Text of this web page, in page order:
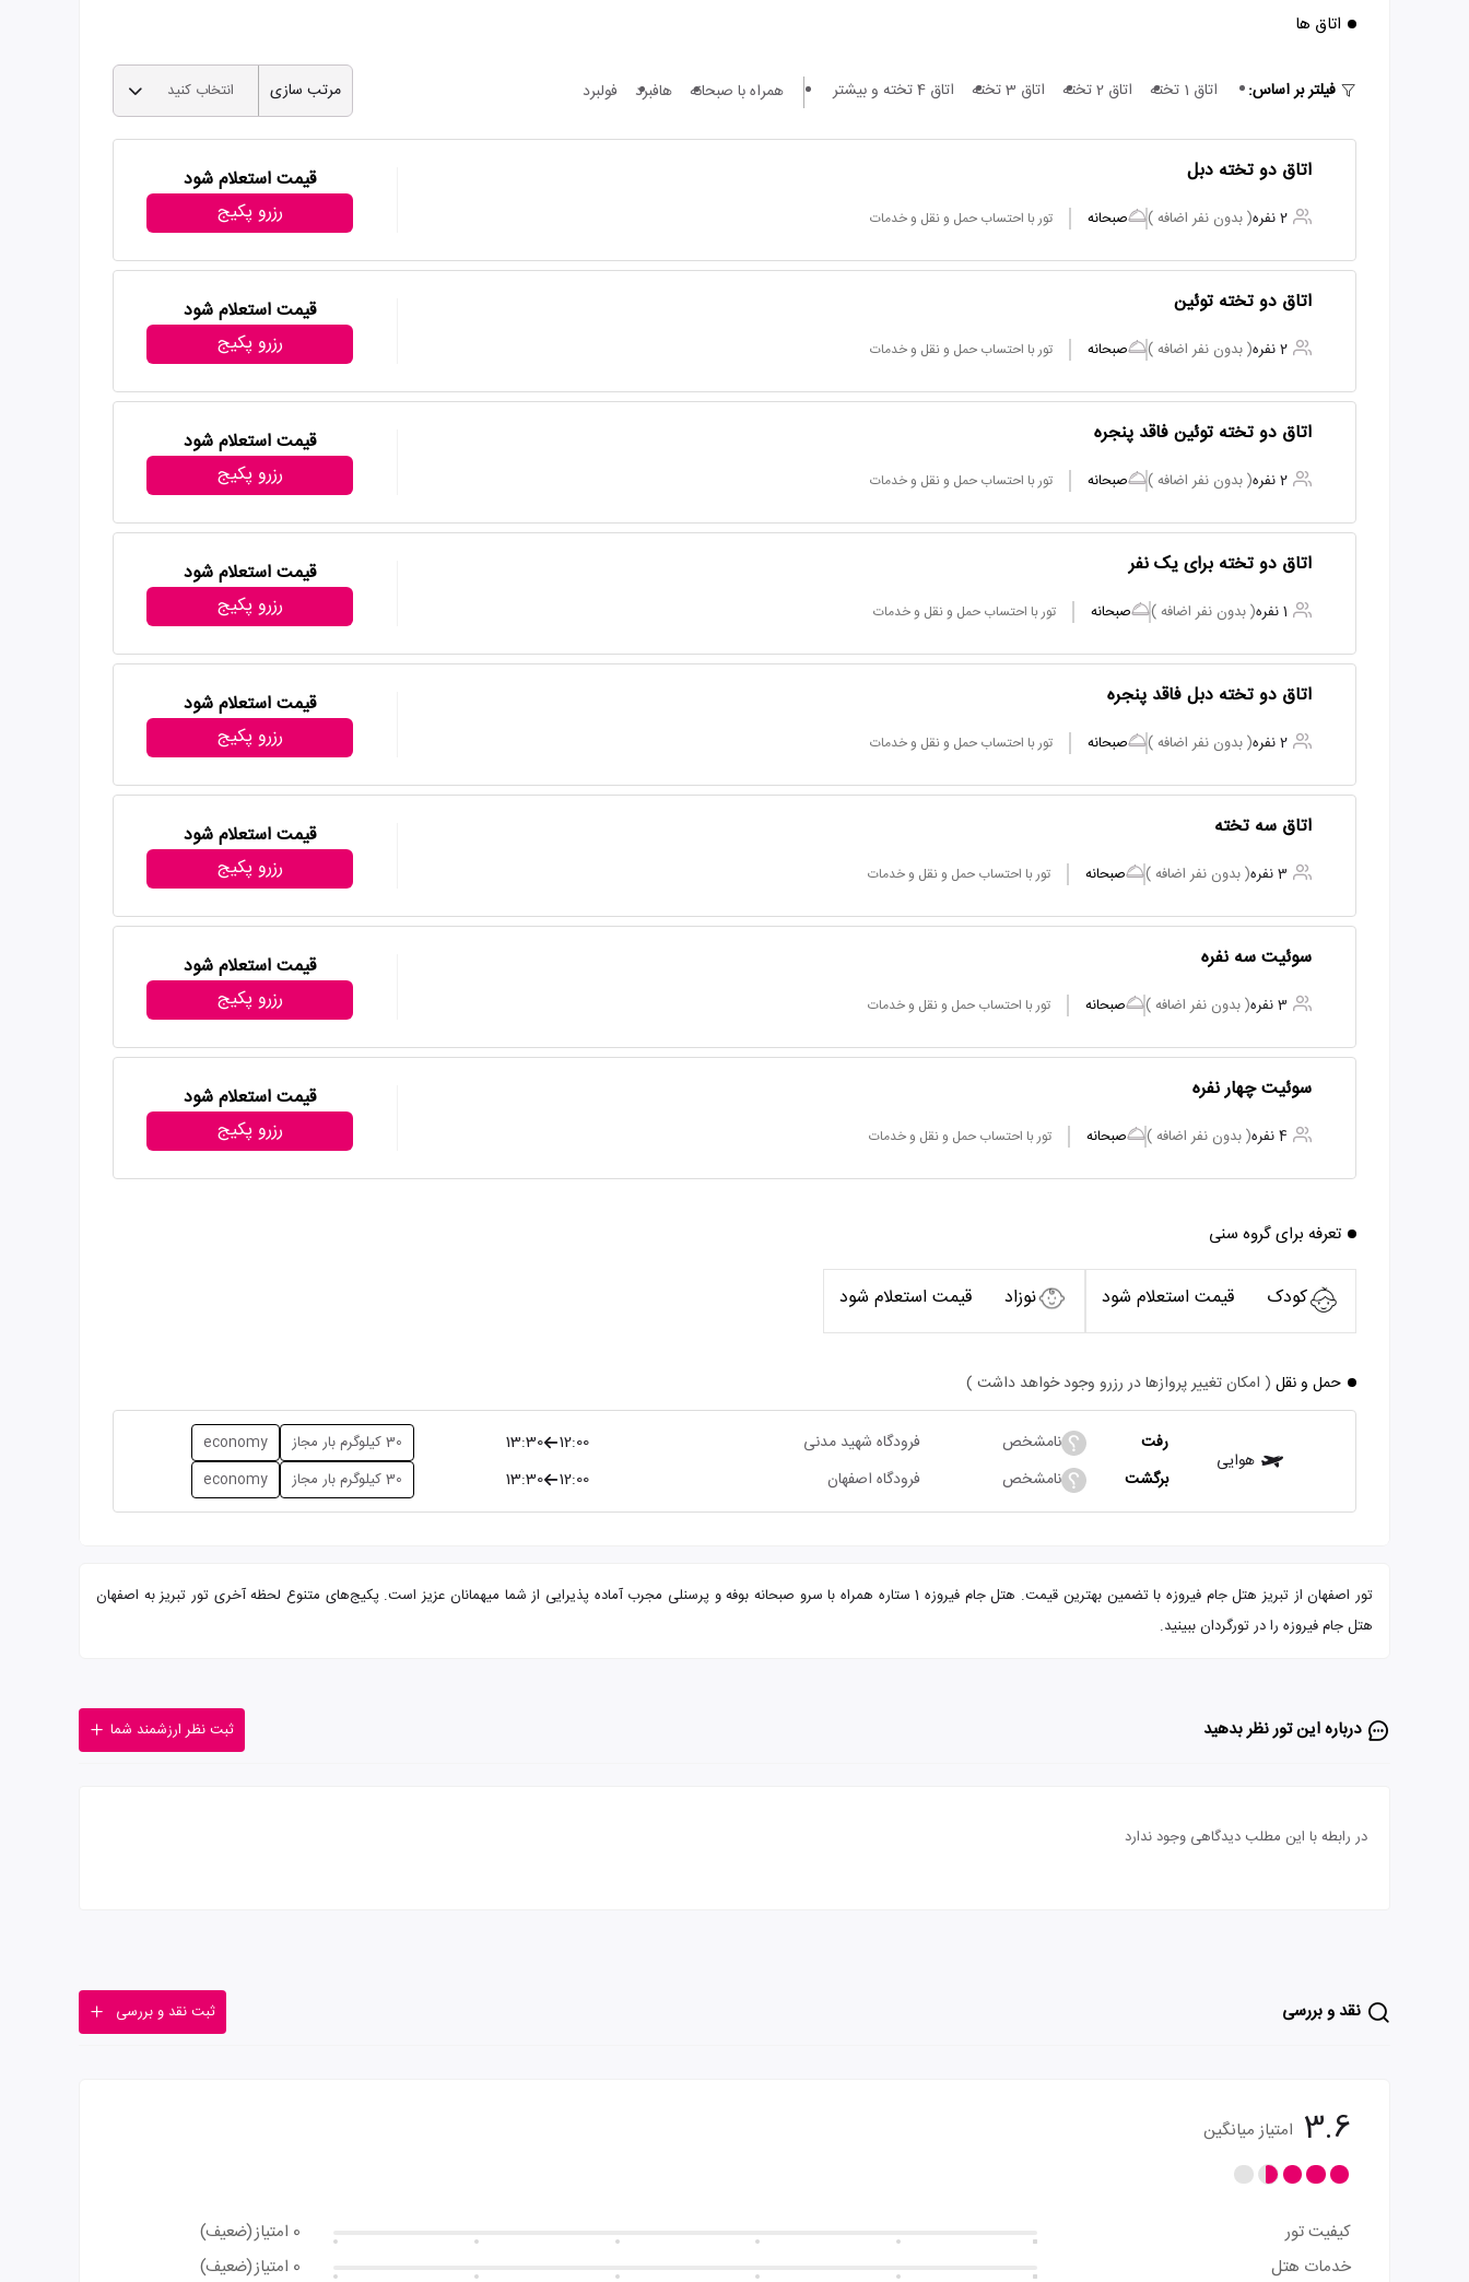
اتاق ها
فیلتر بر اساس: اتاق 1 تخته اتاق 2 تخته اتاق 3 تخته اتاق 4 تخته و بیشتر همراه با صبحانه هافبرد فولبرد مرتب سازی انتخاب کنید
اتاق دو تخته دبل
2 نفره ( بدون نفر اضافه ) صبحانه تور با احتساب حمل و نقل و خدمات
قیمت استعلام شود
رزرو پکیج
اتاق دو تخته توئین
2 نفره ( بدون نفر اضافه ) صبحانه تور با احتساب حمل و نقل و خدمات
قیمت استعلام شود
رزرو پکیج
اتاق دو تخته توئین فاقد پنجره
2 نفره ( بدون نفر اضافه ) صبحانه تور با احتساب حمل و نقل و خدمات
قیمت استعلام شود
رزرو پکیج
اتاق دو تخته برای یک نفر
1 نفره ( بدون نفر اضافه ) صبحانه تور با احتساب حمل و نقل و خدمات
قیمت استعلام شود
رزرو پکیج
اتاق دو تخته دبل فاقد پنجره
2 نفره ( بدون نفر اضافه ) صبحانه تور با احتساب حمل و نقل و خدمات
قیمت استعلام شود
رزرو پکیج
اتاق سه تخته
3 نفره ( بدون نفر اضافه ) صبحانه تور با احتساب حمل و نقل و خدمات
قیمت استعلام شود
رزرو پکیج
سوئیت سه نفره
3 نفره ( بدون نفر اضافه ) صبحانه تور با احتساب حمل و نقل و خدمات
قیمت استعلام شود
رزرو پکیج
سوئیت چهار نفره
4 نفره ( بدون نفر اضافه ) صبحانه تور با احتساب حمل و نقل و خدمات
قیمت استعلام شود
رزرو پکیج
تعرفه برای گروه سنی
کودک قیمت استعلام شود نوزاد قیمت استعلام شود
حمل و نقل ( امکان تغییر پروازها در رزرو وجود خواهد داشت )
هوایی
رفت نامشخص فرودگاه شهید مدنی 12:00
13:30 30 کیلوگرم بار مجاز economy
برگشت نامشخص فرودگاه اصفهان 12:00
13:30 30 کیلوگرم بار مجاز economy
تور اصفهان از تبریز هتل جام فیروزه با تضمین بهترین قیمت. هتل جام فیروزه 1 ستاره همراه با سرو صبحانه بوفه و پرسنلی مجرب آماده پذیرایی از شما میهمانان عزیز است. پکیج‌های متنوع لحظه آخری تور تبریز به اصفهان
هتل جام فیروزه را در تورگردان ببینید.
درباره این تور‌ نظر بدهید ثبت نظر ارزشمند شما
در رابطه با این مطلب دیدگاهی وجود ندارد
نقد و بررسی ثبت نقد و بررسی
3.6 امتیاز میانگین
کیفیت تور 0 امتیاز
(ضعیف)
خدمات هتل
0 امتیاز (ضعیف)